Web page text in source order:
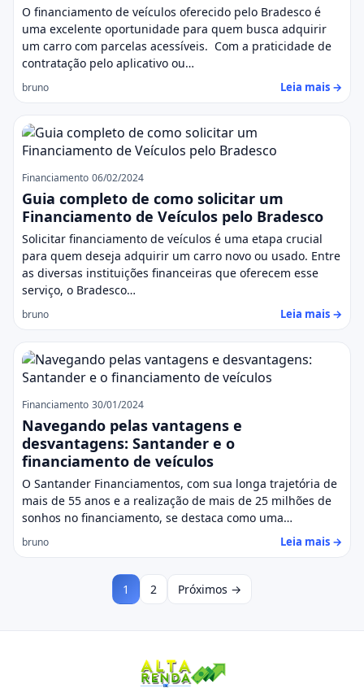
O financiamento de veículos oferecido pelo Bradesco é
uma excelente oportunidade para quem busca adquirir
um carro com parcelas acessíveis. Com a praticidade de
contratação pelo aplicativo ou…
bruno Leia mais →
Financiamento 06/02/2024
Guia completo de como solicitar um
Financiamento de Veículos pelo Bradesco
Solicitar financiamento de veículos é uma etapa crucial
para quem deseja adquirir um carro novo ou usado. Entre
as diversas instituições financeiras que oferecem esse
serviço, o Bradesco…
bruno Leia mais →
Financiamento 30/01/2024
Navegando pelas vantagens e
desvantagens: Santander e o
financiamento de veículos
O Santander Financiamentos, com sua longa trajetória de
mais de 55 anos e a realização de mais de 25 milhões de
sonhos no financiamento, se destaca como uma…
bruno Leia mais →
1 2 Próximos →